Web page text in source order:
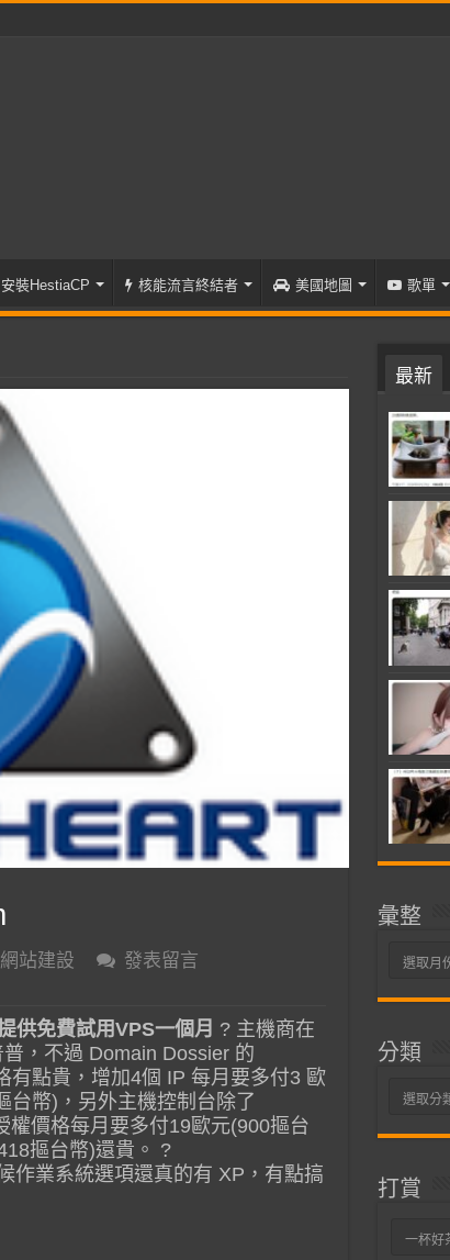
安裝HestiaCP 核能流言終結者 美國地圖 歌單
網站建設
發表留言
供免費試用VPS一個月 ? 主機商在
，不過 Domain Dossier 的
有點貴，增加4個 IP 每月要多付3 歐
台幣)，另外主機控制台除了
權價格每月要多付19歐元(900摳台
摳台幣)還貴。 ?
作業系統選項還真的有 XP，有點搞
最新
彙整
彙
分類
分
打賞